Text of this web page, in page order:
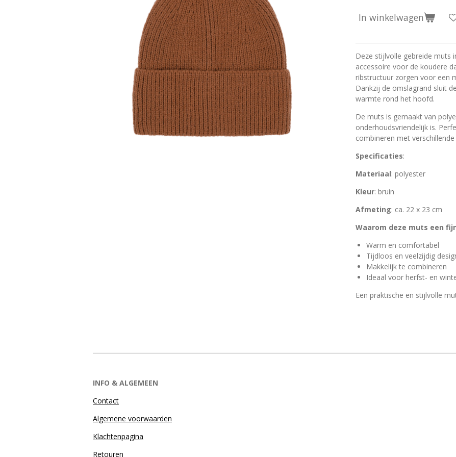
In winkelwagen
Deze stijlvolle gebreide muts
accessoire voor de koudere
ribstructuur zorgen voor een
Dankzij de omslagrand sluit
warmte rond het hoofd.
De muts is gemaakt van
onderhoudsvriendelijk is.
combineren met
Specificaties:
Materiaal: polyester
Kleur: bruin
Afmeting: ca. 22 x 23 cm
Waarom deze muts een
Warm en comfortabel
Tijdloos en veelzijdig
Makkelijk te combineren
Ideaal voor herfst- en
Een praktische en stijlvolle
INFO & ALGEMEEN
Contact
Algemene voorwaarden
Klachtenpagina
Retouren